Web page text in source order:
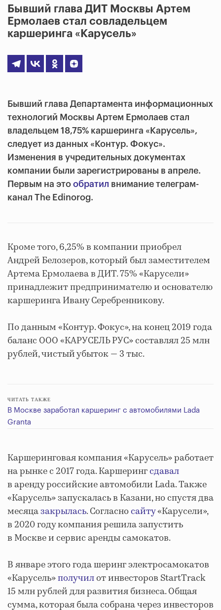
Бывший глава ДИТ Москвы Артем
Ермолаев стал совладельцем
каршеринга «Карусель»
Бывший глава Департамента информационных
технологий Москвы Артем Ермолаев стал
владельцем 18,75% каршеринга «Карусель»,
следует из данных «Контур. Фокус».
Изменения в учредительных документах
компании были зарегистрированы в апреле.
Первым на это обратил внимание телеграм-
канал The Edinorog.
Кроме того, 6,25% в компании приобрел
Андрей Белозеров, который был заместителем
Артема Ермолаева в ДИТ. 75% «Карусели»
принадлежит предпринимателю и основателю
каршеринга Ивану Серебренникову.
По данным«Контур. Фокус», на конец 2019 года
баланс ООО«КАРУСЕЛЬ РУС» составлял 25 млн
рублей, чистый убыток― 3 тыс.
ЧИТАТЬ ТАКЖЕ
В Москве заработал каршеринг с автомобилями Lada
Granta
Каршеринговая компания «Карусель» работает
на рынке с 2017 года. Каршерингсдавал
в аренду российские автомобили Lada. Также
«Карусель» запускалась в Казани, но спустя два
месяцазакрылась. Согласносайту«Карусели»,
в 2020 году компания решила запустить
в Москве и сервис аренды самокатов.
В январе этого года шеринг электросамокатов
«Карусель»получилот инвесторов StartTrack
15 млн рублей для развития бизнеса. Общая
сумма, которая была собрана через инвесторов